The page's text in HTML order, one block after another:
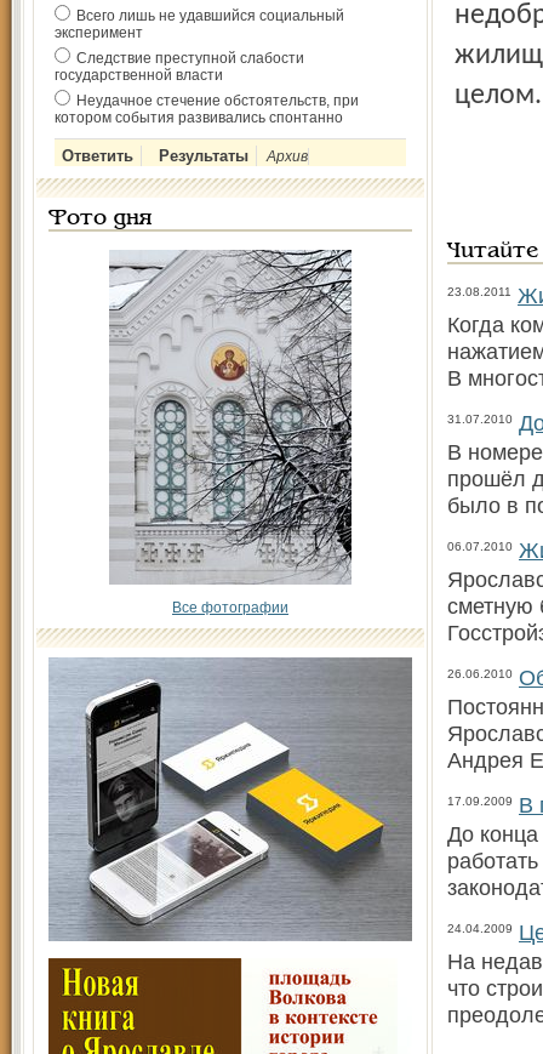
Всего лишь не удавшийся социальный
эксперимент
Следствие преступной слабости
государственной власти
Неудачное стечение обстоятельств, при
котором события развивались спонтанно
Архив
Фото дня
Все фотографии
целом.
23.08.2011
Когда
В
31.07.2010
В
прошёл
было в
06.07.2010
сметную
26.06.2010
Андрея
17.09.2009
В
До конца
24.04.2009
На
что